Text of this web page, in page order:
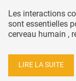
Les interactions
sont essentielles
cerveau humain ,
LIRE LA SUITE